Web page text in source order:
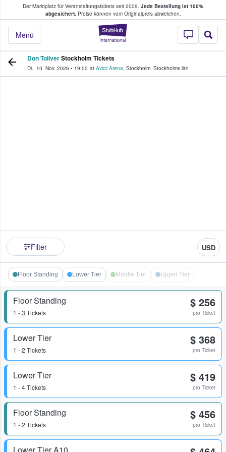
Der Marktplatz für Veranstaltungstickets seit 2009. Jede Bestellung ist 100%
abgesichert.Preise können vom Originalpreis abweichen.
StubHub - Wo
Menü
Tickets kaufen & verkaufen
Don ToliverStockholm Tickets
Di., 10. Nov. 2026 • 19:00 at Avicii Arena, Stockholm, Stockholms län
Filter USD
Floor Standing Lower Tier Middle Tier Upper Tier
Floor Standing
1 - 3 Tickets
$ 256
pro Ticket
Lower Tier
1 - 2 Tickets
$ 368
pro Ticket
Lower Tier
1 - 4 Tickets
$ 419
pro Ticket
Floor Standing
1 - 2 Tickets
$ 456
pro Ticket